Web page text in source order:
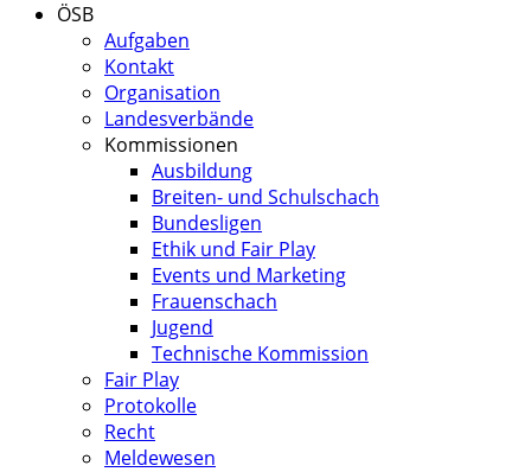
ÖSB
Aufgaben
Kontakt
Organisation
Landesverbände
Kommissionen
Ausbildung
Breiten- und Schulschach
Bundesligen
Ethik und Fair Play
Events und Marketing
Frauenschach
Jugend
Technische Kommission
Fair Play
Protokolle
Recht
Meldewesen